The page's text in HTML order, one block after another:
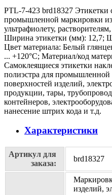
PTL-7-423 brd18327 Этикетки
промышленной маркировки
ультрафиолету,
Ширина этикетки (мм): 12,7;
Цвет материала: Белый
... +120°С; Материал/код
Самоклеящиеся этикетки
полиэстра для
поверхностей изделий,
продукции, тары,
контейнеров,
нанесение штрих кода и т.д.
Характеристики
Артикул для
заказа:
brd18327
изделий,